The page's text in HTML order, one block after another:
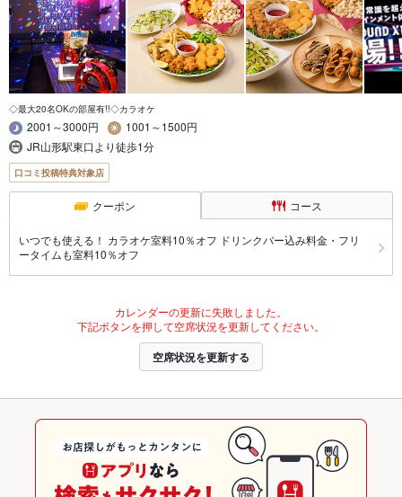
◇最大20名OKの部屋有!!◇カラオケ
2001～3000円
1001～1500円
JR山形駅東口より徒歩1分
口コミ投稿特典対象店
クーポン コース
いつでも使える！ カラオケ室料10％オフ ドリンクバー込み料金・フリ
ータイムも室料10％オフ
カレンダーの更新に失敗しました。
下記ボタンを押して空席状況を更新してください。
空席状況を更新する